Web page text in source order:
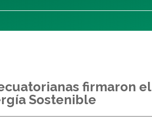
firmaron el
Sostenible